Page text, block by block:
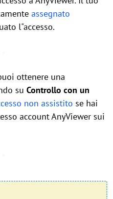
assegnato
l"accesso.
ottenere una
su Controllo con un
non assistito se hai
account AnyViewer sui